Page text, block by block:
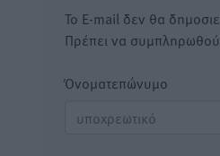
Το E-mail δεν θα
Πρέπει να
Όνοματεπώνυμο